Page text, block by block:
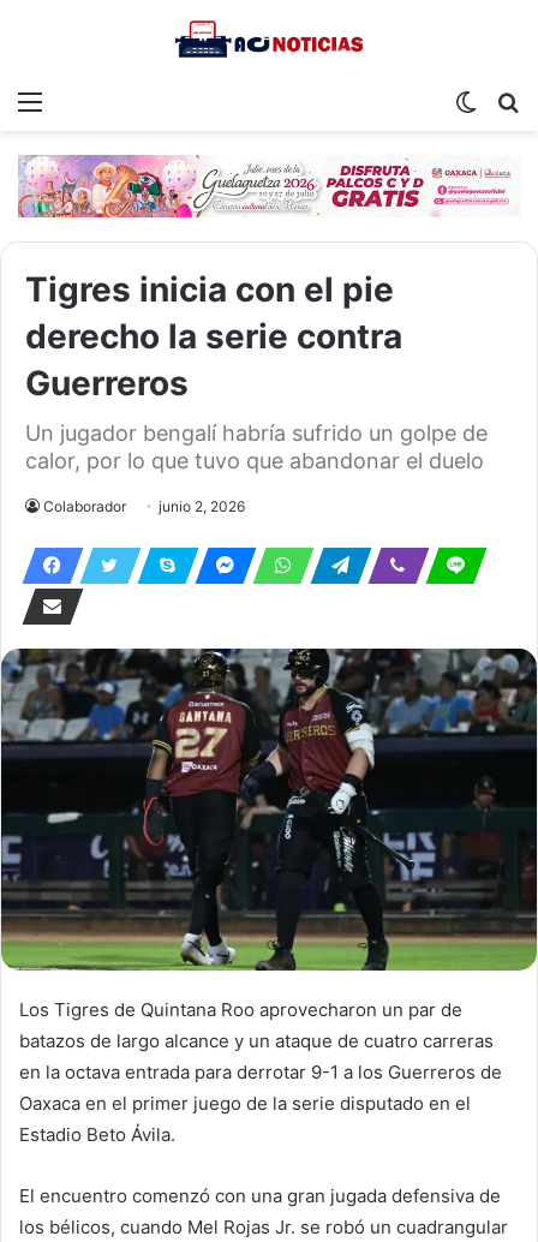
Menu
Switch
Tigres inicia con el pie
derecho la serie contra
Guerreros
Un jugador bengalí habría sufrido un golpe de
calor, por lo que tuvo que abandonar el duelo
Colaborador junio 2, 2026
Los Tigres de Quintana Roo aprovecharon un par de
batazos de largo alcance y un ataque de cuatro carreras
en la octava entrada para derrotar 9-1 a los Guerreros de
Oaxaca en el primer juego de la serie disputado en el
Estadio Beto Ávila.
El encuentro comenzó con una gran jugada defensiva de
los bélicos, cuando Mel Rojas Jr. se robó un cuadrangular